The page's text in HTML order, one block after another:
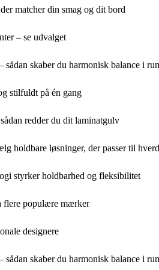
matcher din smag og dit bord
– se udvalget
skaber du harmonisk balance i
stilfuldt på én gang
redder du dit laminatgulv
holdbare løsninger, der passer til
styrker holdbarhed og fleksibilitet
flere populære mærker
designere
skaber du harmonisk balance i